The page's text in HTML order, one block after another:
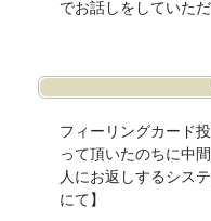
でお話しをしていた
フィーリングカード
って頂いたのちに中
人にお返しするシス
にて】